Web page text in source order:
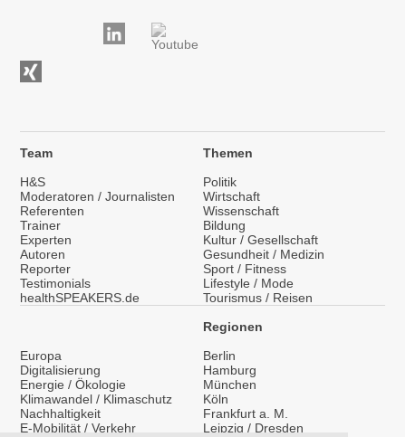
Team
H&S
Moderatoren / Journalisten
Referenten
Trainer
Experten
Autoren
Reporter
Testimonials
healthSPEAKERS.de
Themen
Politik
Wirtschaft
Wissenschaft
Bildung
Kultur / Gesellschaft
Gesundheit / Medizin
Sport / Fitness
Lifestyle / Mode
Tourismus / Reisen
Europa
Digitalisierung
Energie / Ökologie
Klimawandel / Klimaschutz
Nachhaltigkeit
E-Mobilität / Verkehr
Regionen
Berlin
Hamburg
München
Köln
Frankfurt a. M.
Leipzig / Dresden